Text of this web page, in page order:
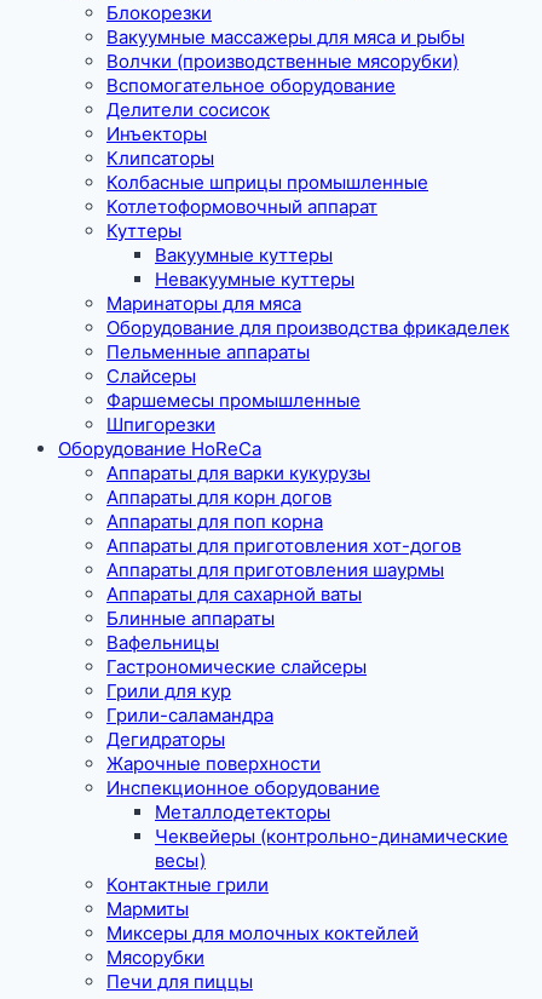
Блокорезки
Вакуумные массажеры для мяса и рыбы
Волчки (производственные мясорубки)
Вспомогательное оборудование
Делители сосисок
Инъекторы
Клипсаторы
Колбасные шприцы промышленные
Котлетоформовочный аппарат
Куттеры
Вакуумные куттеры
Невакуумные куттеры
Маринаторы для мяса
Оборудование для производства фрикаделек
Пельменные аппараты
Слайсеры
Фаршемесы промышленные
Шпигорезки
Оборудование HoReCa
Аппараты для варки кукурузы
Аппараты для корн догов
Аппараты для поп корна
Аппараты для приготовления хот-догов
Аппараты для приготовления шаурмы
Аппараты для сахарной ваты
Блинные аппараты
Вафельницы
Гастрономические слайсеры
Грили для кур
Грили-саламандра
Дегидраторы
Жарочные поверхности
Инспекционное оборудование
Металлодетекторы
Чеквейеры (контрольно-динамические
весы)
Контактные грили
Мармиты
Миксеры для молочных коктейлей
Мясорубки
Печи для пиццы